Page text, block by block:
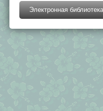
Электронная